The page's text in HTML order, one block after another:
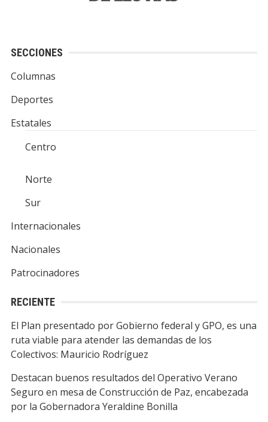
SECCIONES
Columnas
Deportes
Estatales
Centro
Norte
Sur
Internacionales
Nacionales
Patrocinadores
RECIENTE
El Plan presentado por Gobierno federal y GPO, es una
ruta viable para atender las demandas de los
Colectivos: Mauricio Rodríguez
Destacan buenos resultados del Operativo Verano
Seguro en mesa de Construcción de Paz, encabezada
por la Gobernadora Yeraldine Bonilla